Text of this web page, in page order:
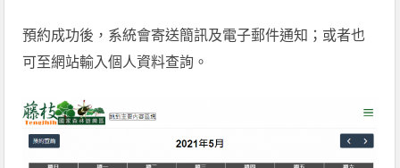
預約成功後，系統會寄送簡訊及電子郵件通知；或者也
可至網站輸入個人資料查詢。